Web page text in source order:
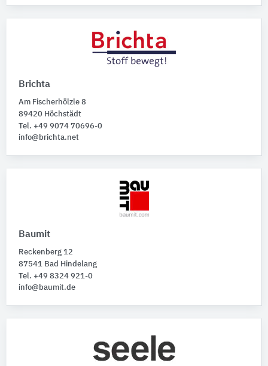
Brichta
Am Fischerhölzle 8
89420 Höchstädt
Tel. +49 9074 70696-0
info@brichta.net
Baumit
Reckenberg 12
87541 Bad Hindelang
Tel. +49 8324 921-0
info@baumit.de